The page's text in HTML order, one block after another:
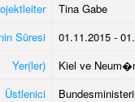
Tina Gabe
Süresi
01.11.2015 -
Yer(ler)
Kiel ve
Üstlenici